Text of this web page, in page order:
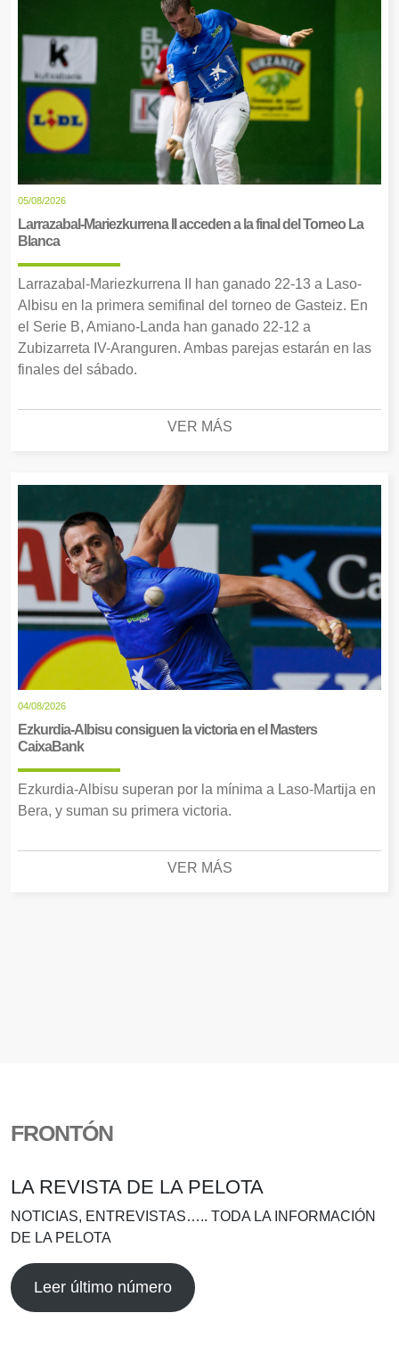
05/08/2026
Larrazabal-Mariezkurrena II acceden a la final del Torneo La
Blanca
Larrazabal-Mariezkurrena II han ganado 22-13 a Laso-
Albisu en la primera semifinal del torneo de Gasteiz. En
el Serie B, Amiano-Landa han ganado 22-12 a
Zubizarreta IV-Aranguren. Ambas parejas estarán en las
finales del sábado.
VER MÁS
04/08/2026
Ezkurdia-Albisu consiguen la victoria en el Masters
CaixaBank
Ezkurdia-Albisu superan por la mínima a Laso-Martija en
Bera, y suman su primera victoria.
VER MÁS
FRONTÓN
LA REVISTA DE LA PELOTA
NOTICIAS, ENTREVISTAS….. TODA LA INFORMACIÓN
DE LA PELOTA
Leer último número